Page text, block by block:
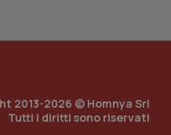
2013-2026 © Homnya Srl
Tutti i diritti sono riservati